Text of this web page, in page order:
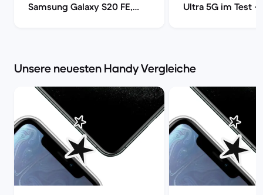
Samsung Galaxy S20 FE,
Ultra 5G im Test –
Unsere neuesten Handy Vergleiche